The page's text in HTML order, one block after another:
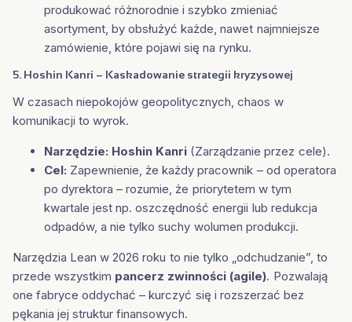
produkować różnorodnie i szybko zmieniać
asortyment, by obsłużyć każde, nawet najmniejsze
zamówienie, które pojawi się na rynku.
5. Hoshin Kanri – Kaskadowanie strategii kryzysowej
W czasach niepokojów geopolitycznych, chaos w
komunikacji to wyrok.
Narzędzie: Hoshin Kanri (Zarządzanie przez cele).
Cel: Zapewnienie, że każdy pracownik – od operatora
po dyrektora – rozumie, że priorytetem w tym
kwartale jest np. oszczędność energii lub redukcja
odpadów, a nie tylko suchy wolumen produkcji.
Narzędzia Lean w 2026 roku to nie tylko „odchudzanie”, to
przede wszystkim pancerz zwinności (agile). Pozwalają
one fabryce oddychać – kurczyć się i rozszerzać bez
pękania jej struktur finansowych.